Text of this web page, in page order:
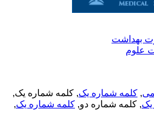
بهداشت
, کلمه شماره یک, کلمه شماره یک,
, کلمه شماره دو,کلمه شماره یک,